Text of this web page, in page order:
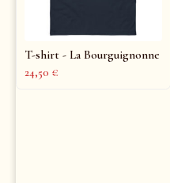
T-shirt - La Bourguignonne
24,50 €